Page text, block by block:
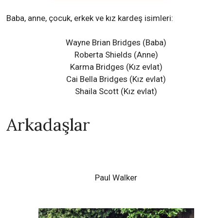
Cai Bella Bridges (Kız evlat)
Arkadaşlar